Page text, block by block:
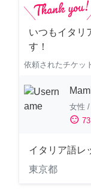
いつもイタリ
す！
依頼されたチケッ
女性 /
sentiment_satisfied 73
イタリア語レ
東京都